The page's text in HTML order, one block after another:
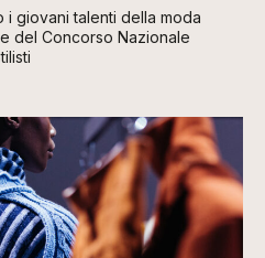
i giovani talenti della moda
del Concorso Nazionale